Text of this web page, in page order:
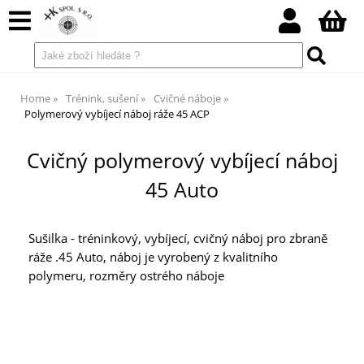
Home Trénink, sušení
Cvičné náboje
Polymerový vybíjecí náboj ráže 45 ACP
Cvičný polymerový vybíjecí náboj
45 Auto
Sušilka - tréninkový, vybíjecí, cvičný náboj pro zbraně
ráže .45 Auto, náboj je vyrobený z kvalitního
polymeru, rozměry ostrého náboje